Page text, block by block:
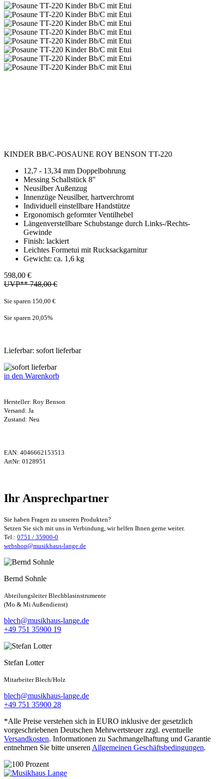
KINDER BB/C-POSAUNE ROY BENSON TT-220
12,7 - 13,34 mm Doppelbohrung
Messing Schallstück 8"
Neusilber Außenzug
Innenzüge Neusilber, hartverchromt
Individuell einstellbare Handstütze
Ergonomisch geformter Ventilhebel
Längenverstellbare Schubstange durch Links-/Rechts-
Gewinde
Finish: lackiert
Leichtes Formetui mit Rucksackgarnitur
Gewicht: ca. 1,6 kg
598,00 €
UVP** 748,00 €
Sie sparen 150,00 €
Sie sparen 20,05%
Lieferbar: sofort lieferbar
in den Warenkorb
Hersteller: Roy Benson
Versand: Ja
Zustand: Neu
EAN: 4046662153513
ArtNr: 0128951
Ihr Ansprechpartner
Sie haben Fragen zu unseren Produkten?
Setzen Sie sich mit uns in Verbindung, wir helfen Ihnen gerne weiter.
Tel.: 0751 / 35900-0
webshop@musikhaus-lange.de
Bernd Sohnle
Abteilungsleiter Blechblasinstrumente
(Mo & Mi Außendienst)
blech@musikhaus-lange.de
+49 751 35900 19
Stefan Lotter
Mitarbeiter Blech/Holz
blech@musikhaus-lange.de
+49 751 35900 28
*Alle Preise verstehen sich in EURO inklusive der gesetzlich
vorgeschriebenen Deutschen Mehrwertsteuer zzgl. eventuelle
Versandkosten. Informationen zu Sachmangelhaftung und Garantie
entnehmen Sie bitte unseren Allgemeinen Geschäftsbedingungen.